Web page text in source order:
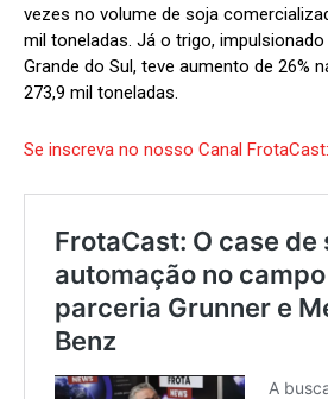
vezes no volume de soja
mil toneladas. Já o trigo,
Grande do Sul, teve aumento de 26%
273,9 mil toneladas.
Se inscreva no nosso Canal FrotaCast: